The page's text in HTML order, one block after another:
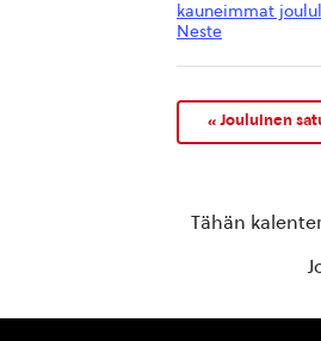
kauneimmat
Neste
«Jouluinen
Tähän